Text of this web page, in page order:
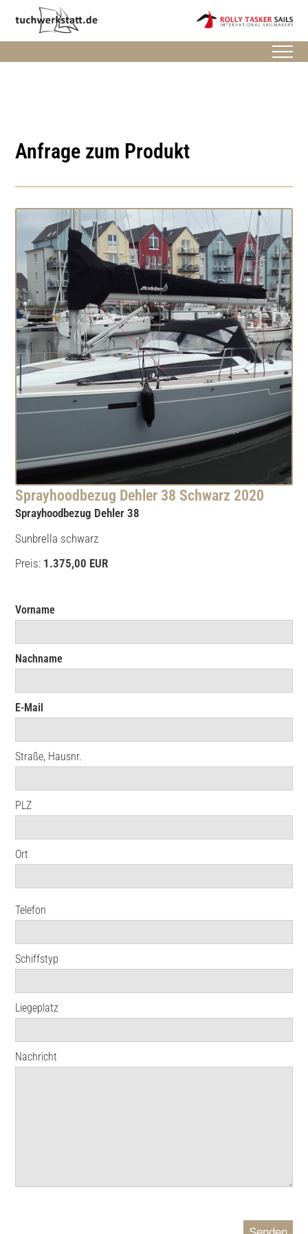
Anfrage zum Produkt
Sprayhoodbezug Dehler 38 Schwarz 2020
Sprayhoodbezug Dehler 38
Sunbrella schwarz
Preis: 1.375,00 EUR
Vorname
Nachname
E-Mail
Straße, Hausnr.
PLZ
Ort
Telefon
Schiffstyp
Liegeplatz
Nachricht